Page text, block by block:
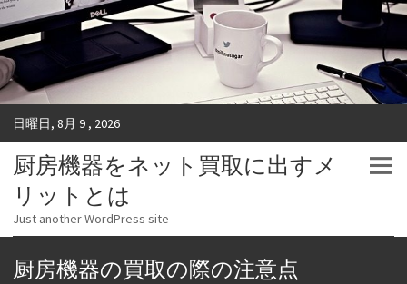
日曜日, 8月 9 , 2026
厨房機器をネット買取に出すメ
リットとは
Just another WordPress site
厨房機器の買取の際の注意点